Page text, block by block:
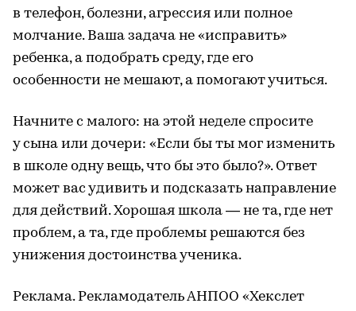
в телефон, болезни, агрессия или полное
молчание. Ваша задача не «исправить»
ребенка, а подобрать среду, где его
особенности не мешают, а помогают учиться.
Начните с малого: на этой неделе спросите
у сына или дочери: «Если бы ты мог изменить
в школе одну вещь, что бы это было?». Ответ
может вас удивить и подсказать направление
для действий. Хорошая школа — не та, где нет
проблем, а та, где проблемы решаются без
унижения достоинства ученика.
Реклама. Рекламодатель АНПОО «Хекслет